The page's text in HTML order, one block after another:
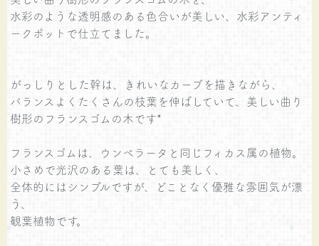
水彩のような透明感のある色合いが美しい、水彩アンティ
ークポットで仕立てました。
がっしりとした幹は、きれいなカーブを描きながら、
バランスよくたくさんの枝葉を伸ばしていて、美しい曲り
樹形のフランスゴムの木です*
フランスゴムは、ウンベラータと同じフィカス属の植物。
小さめで光沢のある葉は、とても美しく、
全体的にはシンプルですが、どことなく優雅な雰囲気が漂
う、
観葉植物です。